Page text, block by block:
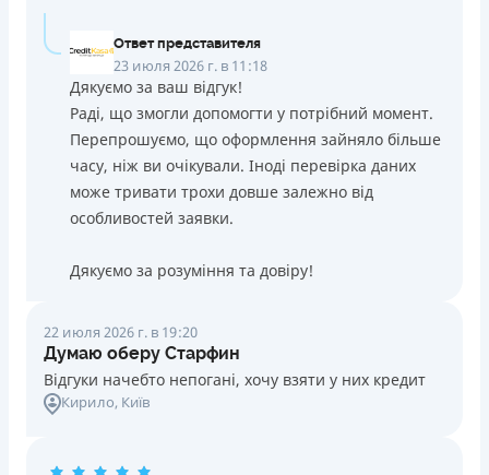
Ответ представителя
23 июля 2026 г. в 11:18
Дякуємо за ваш відгук!
Раді, що змогли допомогти у потрібний момент.
Перепрошуємо, що оформлення зайняло більше
часу, ніж ви очікували. Іноді перевірка даних
може тривати трохи довше залежно від
особливостей заявки.
Дякуємо за розуміння та довіру!
22 июля 2026 г. в 19:20
Думаю оберу Старфин
Відгуки начебто непогані, хочу взяти у них кредит
Кирило, Київ